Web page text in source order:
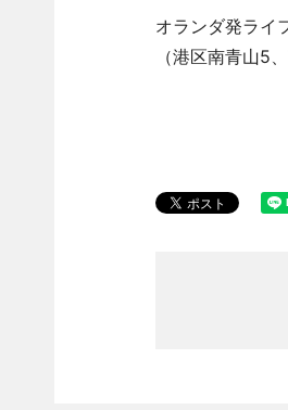
オランダ発ライ
（港区南青山5